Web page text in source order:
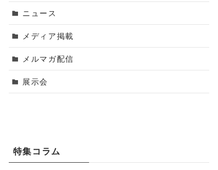
ニュース
メディア掲載
メルマガ配信
展示会
特集コラム